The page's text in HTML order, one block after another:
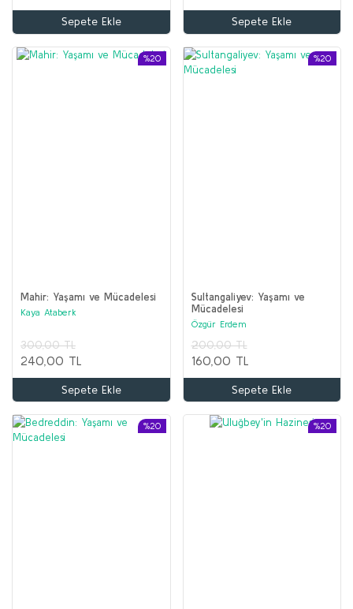
Sepete Ekle Sepete Ekle
%20
Mahir: Yaşamı ve Mücadelesi
Kaya Ataberk
300,00 TL
240,00 TL
Sepete Ekle
%20
Sultangaliyev: Yaşamı ve
Mücadelesi
Özgür Erdem
200,00 TL
160,00 TL
Sepete Ekle
%20 %20